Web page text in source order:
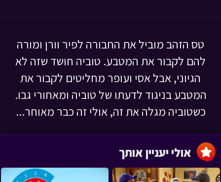
טס הזהב מוביל את החבורה לפיר וורן ומורה
להם לקבור את המטבע. טוביה חושד שזה לא
הגיוני, אבל אסי ועופר מחליטים לקבור את
המטבע בניגוד לדעתו של טוביה ומאחורי גבו.
כשטוביה מגלה את זה, אולי זה כבר מאוחר...